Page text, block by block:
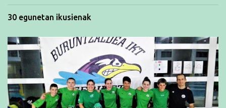
30 egunetan ikusienak